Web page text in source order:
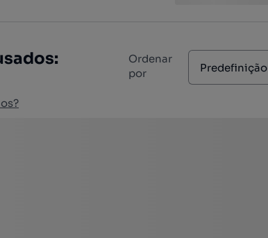
Ordenar
por
Predefinição